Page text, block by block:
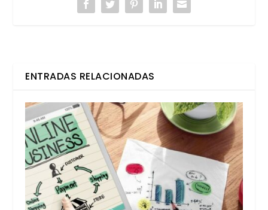
ENTRADAS RELACIONADAS